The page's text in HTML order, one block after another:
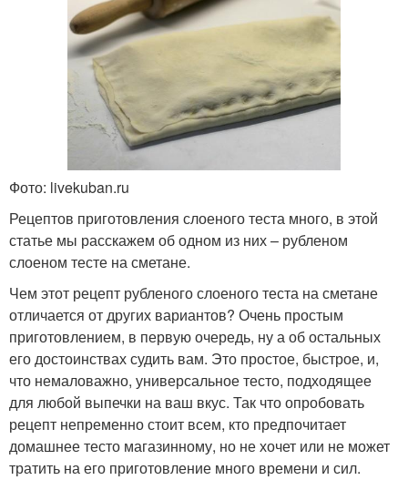
Фото: livekuban.ru
Рецептов приготовления слоеного теста много, в этой
статье мы расскажем об одном из них – рубленом
слоеном тесте на сметане.
Чем этот рецепт рубленого слоеного теста на сметане
отличается от других вариантов? Очень простым
приготовлением, в первую очередь, ну а об остальных
его достоинствах судить вам. Это простое, быстрое, и,
что немаловажно, универсальное тесто, подходящее
для любой выпечки на ваш вкус. Так что опробовать
рецепт непременно стоит всем, кто предпочитает
домашнее тесто магазинному, но не хочет или не может
тратить на его приготовление много времени и сил.